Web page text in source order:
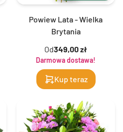
Powiew Lata - Wielka
Brytania
Od349,00 zł
Darmowa dostawa!
Kup teraz